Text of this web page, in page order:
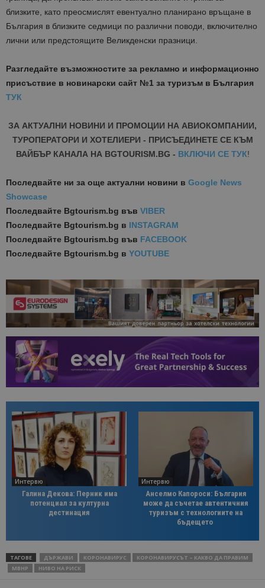
близките, като преосмислят евентуално планирано връщане в
България в близките седмици по различни поводи, включително
лични или предстоящите Великденски празници.
Разгледайте възможностите за рекламно и информационно
присъствие в новинарски сайт №1 за туризъм в България
ТУК
ЗА АКТУАЛНИ НОВИНИ И ПРОМОЦИИ НА АВИОКОМПАНИИ,
ТУРОПЕРАТОРИ И ХОТЕЛИЕРИ - ПРИСЪЕДИНЕТЕ СЕ КЪМ
ВАЙБЪР КАНАЛА НА BGTOURISM.BG - ВКЛЮЧИ СЕ ТУК!
Последвайте ни за още актуални новини в Google News
Showcase
Последвайте Bgtourism.bg във VIBER
Последвайте Bgtourism.bg в INSTAGRAM
Последвайте Bgtourism.bg във FACEBOOK
Последвайте Bgtourism.bg в YOUTUBE
Интервю
Галина Декова: Перник има
потенциал за културна
дестинация
Интервю
Анселмо Капороси: България
може да съчетае автентичния
туризъм с технологиите на
бъдещето
ТАГОВЕ ДЪРЖАВИ КОРОНАВИРУС
КОРОНАВИРУСЪТ – КАКВО ДА ПРАВИМ
МВНР
НИВО НА РИСК